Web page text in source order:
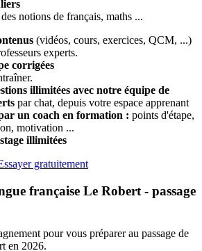
notions de français, maths ...
(vidéos, cours, exercices, QCM, ...)
experts.
corrigées
illimitées avec notre équipe de
par chat, depuis votre espace apprenant
un coach en formation : points d'étape,
motivation ...
illimitées
gratuitement
française Le Robert - passage
pour vous préparer au passage de
en 2026.